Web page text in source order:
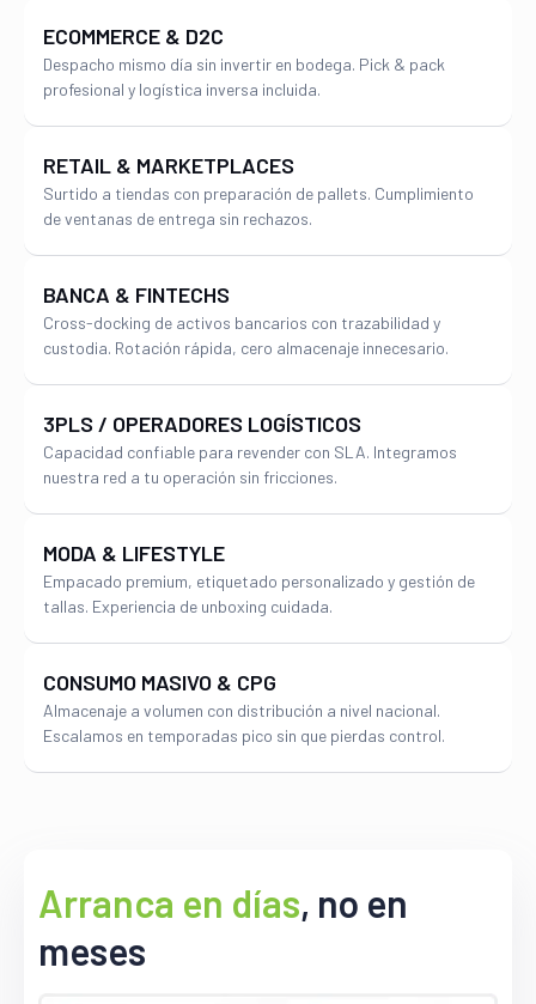
Seguro
DE RESGUARDO
Alto
VALOR
ECOMMERCE & D2C
Despacho mismo día sin invertir en bodega. Pick & pack
profesional y logística inversa incluida.
RETAIL & MARKETPLACES
Surtido a tiendas con preparación de pallets. Cumplimiento
de ventanas de entrega sin rechazos.
BANCA & FINTECHS
Cross-docking de activos bancarios con trazabilidad y
custodia. Rotación rápida, cero almacenaje innecesario.
3PLS / OPERADORES LOGÍSTICOS
Capacidad confiable para revender con SLA. Integramos
nuestra red a tu operación sin fricciones.
MODA & LIFESTYLE
Empacado premium, etiquetado personalizado y gestión de
tallas. Experiencia de unboxing cuidada.
CONSUMO MASIVO & CPG
Almacenaje a volumen con distribución a nivel nacional.
Escalamos en temporadas pico sin que pierdas control.
Arranca en días, no en
meses